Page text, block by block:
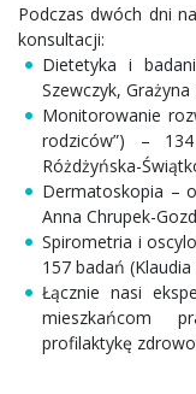
Podczas dwóch dni
konsultacji:
Dietetyka i
Szewczyk,
Monitorowanie
rodziców”) –
Różdżyńska-
Dermatoskopia –
Anna Chrupek-
Spirometria i
157 badań
Łącznie nasi
mieszkańcom
profilaktykę